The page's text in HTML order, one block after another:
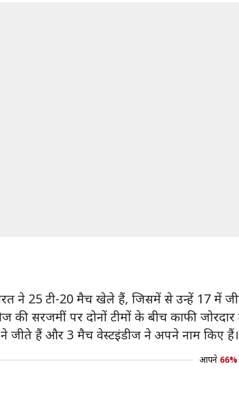
ने 25 टी-20 मैच खेले हैं, जिसमें से उन्हें 17 में
की सरजमीं पर दोनों टीमों के बीच काफी जोरदार
जीते हैं और 3 मैच वेस्टइंडीज ने अपने नाम किए हैं।
आपने 66%